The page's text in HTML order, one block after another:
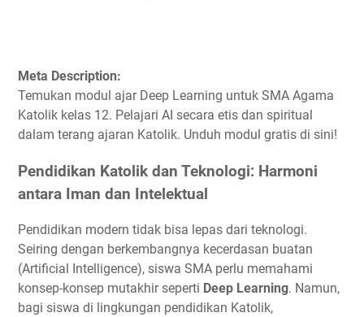
Meta Description:
Temukan modul ajar Deep Learning untuk SMA Agama
Katolik kelas 12. Pelajari AI secara etis dan spiritual
dalam terang ajaran Katolik. Unduh modul gratis di sini!
Pendidikan Katolik dan Teknologi: Harmoni
antara Iman dan Intelektual
Pendidikan modern tidak bisa lepas dari teknologi.
Seiring dengan berkembangnya kecerdasan buatan
(Artificial Intelligence), siswa SMA perlu memahami
konsep-konsep mutakhir seperti Deep Learning. Namun,
bagi siswa di lingkungan pendidikan Katolik,